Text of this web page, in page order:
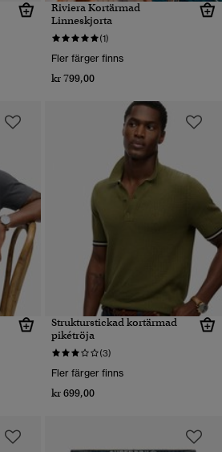
Riviera Kortärmad
Linneskjorta
(1)
Fler färger finns
kr 799,00
Strukturstickad kortärmad
pikétröja
(3)
Fler färger finns
kr 699,00